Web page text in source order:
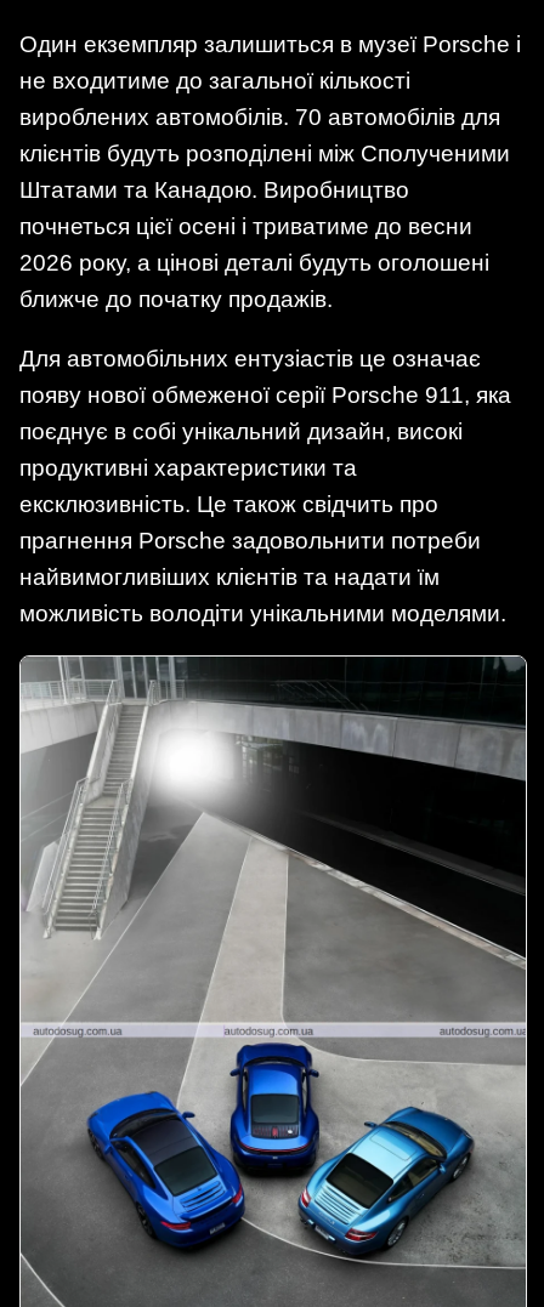
Один екземпляр залишиться в музеї Porsche і
не входитиме до загальної кількості
вироблених автомобілів. 70 автомобілів для
клієнтів будуть розподілені між Сполученими
Штатами та Канадою. Виробництво
почнеться цієї осені і триватиме до весни
2026 року, а цінові деталі будуть оголошені
ближче до початку продажів.
Для автомобільних ентузіастів це означає
появу нової обмеженої серії Porsche 911, яка
поєднує в собі унікальний дизайн, високі
продуктивні характеристики та
ексклюзивність. Це також свідчить про
прагнення Porsche задовольнити потреби
найвимогливіших клієнтів та надати їм
можливість володіти унікальними моделями.